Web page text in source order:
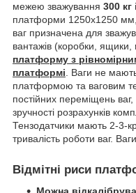
межею зважування 300 кг
платформи 1250х1250
ваг призначена для
вантажів (коробки, ящики,
платформу з
платформі. Ваги не
платформою та ваговим
постійних переміщень
зручності розрахунків
Тензодатчики мають 2-3-
тривалість роботи ваг.
Відмітні риси